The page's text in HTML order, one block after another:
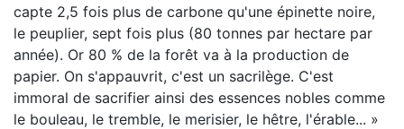
capte 2,5 fois plus de carbone qu'une épinette noire,
le peuplier, sept fois plus (80 tonnes par hectare par
année). Or 80 % de la forêt va à la production de
papier. On s'appauvrit, c'est un sacrilège. C'est
immoral de sacrifier ainsi des essences nobles comme
le bouleau, le tremble, le merisier, le hêtre, l'érable... »